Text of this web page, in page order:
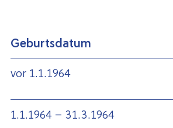
Geburtsdatum
vor 1.1.1964
1.1.1964 – 31.3.1964